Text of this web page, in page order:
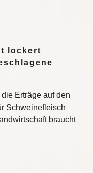
lockert
Erträge auf den
Schweinefleisch
braucht